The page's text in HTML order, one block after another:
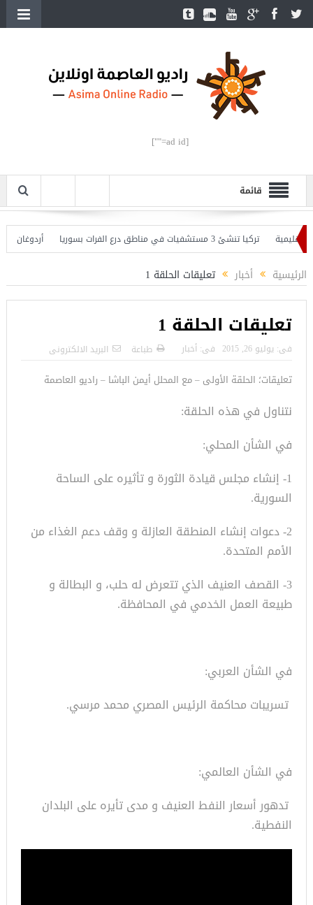
[ad id=""]
قائمة
تركيا تنشئ 3 مستشفيات في مناطق درع الفرات بسوريا
أردوغان يفتتح
الرئيسية أخبار تعليقات الحلقة 1
تعليقات الحلقة 1
فى: يوليو 26, 2015 فى: أخبار طباعة البريد الالكترونى
تعليقات؛ الحلقة الأولى – مع المحلل أيمن الباشا – راديو العاصمة
نتناول في هذه الحلقة:
في الشأن المحلي:
1- إنشاء مجلس قيادة الثورة و تأثيره على الساحة
السورية.
2- دعوات إنشاء المنطقة العازلة و وقف دعم الغذاء من
الأمم المتحدة.
3- القصف العنيف الذي تتعرض له حلب، و البطالة و
طبيعة العمل الخدمي في المحافظة.
في الشأن العربي:
تسريبات محاكمة الرئيس المصري محمد مرسي.
في الشأن العالمي:
تدهور أسعار النفط العنيف و مدى تأيره على البلدان
النفطية.